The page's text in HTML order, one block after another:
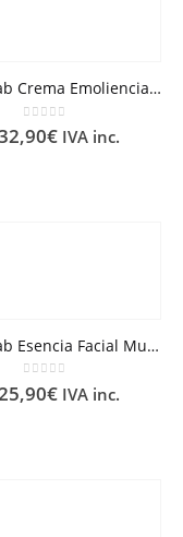
The Lab Crema Emoliencia Ligera 50 ml
0out of 5
€ IVA inc.
The Lab Esencia Facial Multi-Correctora 150 ml
0out of 5
€ IVA inc.